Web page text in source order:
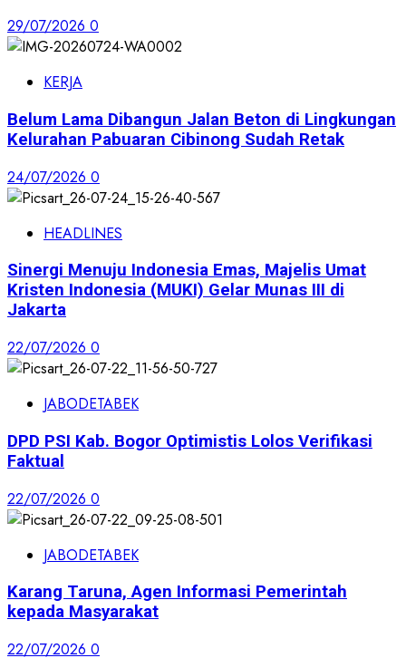
29/07/2026 0
KERJA
Belum Lama Dibangun Jalan Beton di Lingkungan
Kelurahan Pabuaran Cibinong Sudah Retak
24/07/2026 0
HEADLINES
Sinergi Menuju Indonesia Emas, Majelis Umat
Kristen Indonesia (MUKI) Gelar Munas III di
Jakarta
22/07/2026 0
JABODETABEK
DPD PSI Kab. Bogor Optimistis Lolos Verifikasi
Faktual
22/07/2026 0
JABODETABEK
Karang Taruna, Agen Informasi Pemerintah
kepada Masyarakat
22/07/2026 0